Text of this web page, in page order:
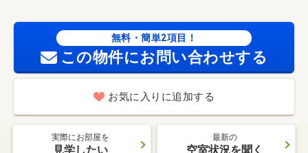
無料・簡単2項目！
この物件にお問い合わせする
お気に入りに追加する
実際にお部屋を
見学したい
最新の
空室状況を聞く